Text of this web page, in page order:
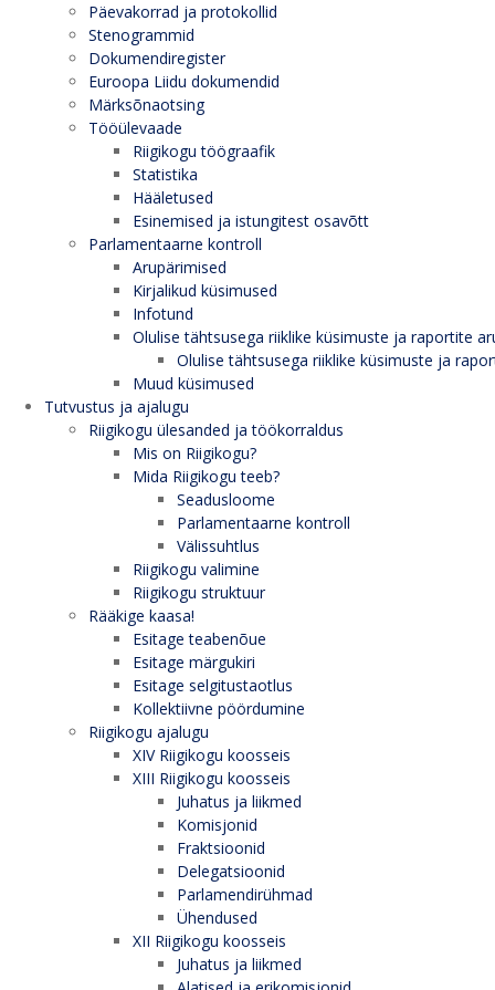
Päevakorrad ja protokollid
Stenogrammid
Dokumendiregister
Euroopa Liidu dokumendid
Märksõnaotsing
Tööülevaade
Riigikogu töögraafik
Statistika
Hääletused
Esinemised ja istungitest osavõtt
Parlamentaarne kontroll
Arupärimised
Kirjalikud küsimused
Infotund
Olulise tähtsusega riiklike küsimuste ja raportite
Olulise tähtsusega riiklike küsimuste ja
Muud küsimused
Tutvustus ja ajalugu
Riigikogu ülesanded ja töökorraldus
Mis on Riigikogu?
Mida Riigikogu teeb?
Seadusloome
Parlamentaarne kontroll
Välissuhtlus
Riigikogu valimine
Riigikogu struktuur
Rääkige kaasa!
Esitage teabenõue
Esitage märgukiri
Esitage selgitustaotlus
Kollektiivne pöördumine
Riigikogu ajalugu
XIV Riigikogu koosseis
XIII Riigikogu koosseis
Juhatus ja liikmed
Komisjonid
Fraktsioonid
Delegatsioonid
Parlamendirühmad
Ühendused
XII Riigikogu koosseis
Juhatus ja liikmed